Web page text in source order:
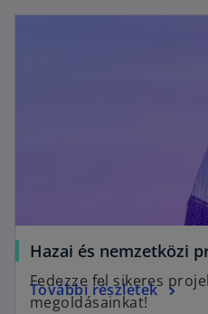
a
e
s
Hazai és nemzetközi
Fedezze fel sikeres
megoldásainkat!
További részletek